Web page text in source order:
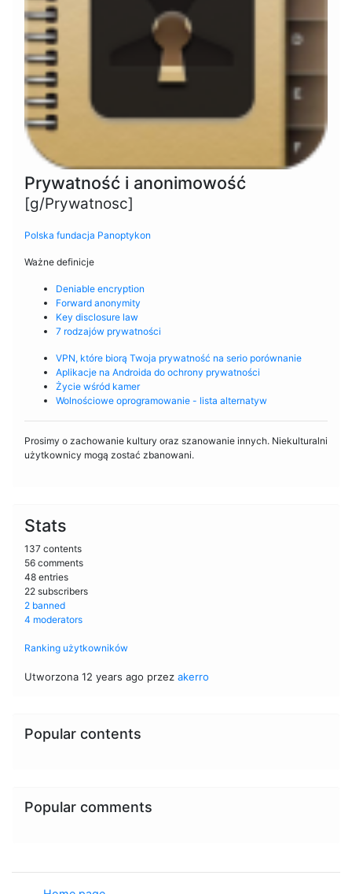
Prywatność i anonimowość
[g/Prywatnosc]
Polska fundacja Panoptykon
Ważne definicje
Deniable encryption
Forward anonymity
Key disclosure law
7 rodzajów prywatności
VPN, które biorą Twoja prywatność na serio porównanie
Aplikacje na Androida do ochrony prywatności
Życie wśród kamer
Wolnościowe oprogramowanie - lista alternatyw
Prosimy o zachowanie kultury oraz szanowanie innych. Niekulturalni
użytkownicy mogą zostać zbanowani.
Stats
137 contents
56 comments
48 entries
22 subscribers
2 banned
4 moderators
Ranking użytkowników
Utworzona 12 years ago przez akerro
Popular contents
Popular comments